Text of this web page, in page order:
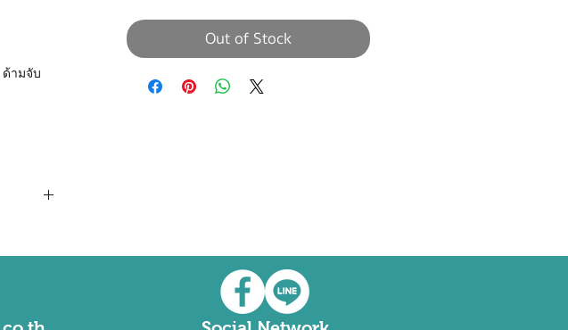
ามจับ
Out of Stock